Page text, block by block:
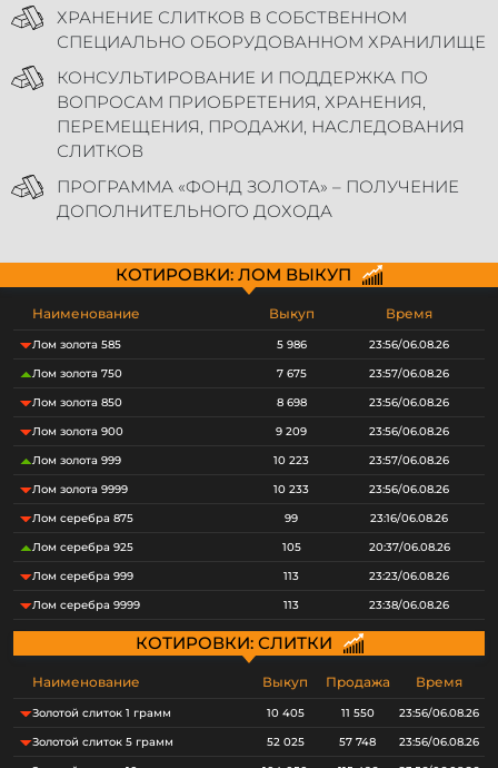
ХРАНЕНИЕ СЛИТКОВ В СОБСТВЕННОМ
СПЕЦИАЛЬНО ОБОРУДОВАННОМ ХРАНИЛИЩЕ
КОНСУЛЬТИРОВАНИЕ И ПОДДЕРЖКА ПО
ВОПРОСАМ ПРИОБРЕТЕНИЯ, ХРАНЕНИЯ,
ПЕРЕМЕЩЕНИЯ, ПРОДАЖИ, НАСЛЕДОВАНИЯ
СЛИТКОВ
ПРОГРАММА «ФОНД ЗОЛОТА» – ПОЛУЧЕНИЕ
ДОПОЛНИТЕЛЬНОГО ДОХОДА
КОТИРОВКИ: ЛОМ ВЫКУП
Наименование Выкуп Время
Лом золота 585 5 986
23:56/06.08.26
Лом золота 750
7 675
23:57/06.08.26
Лом золота 850
8 698
23:56/06.08.26
Лом золота 900
9 209
23:56/06.08.26
Лом золота 999
10 223
23:57/06.08.26
Лом золота 9999
10 233
23:56/06.08.26
Лом серебра 875
99
23:16/06.08.26
Лом серебра 925
105
20:37/06.08.26
Лом серебра 999
113
23:23/06.08.26
Лом серебра 9999
113 23:38/06.08.26
КОТИРОВКИ: СЛИТКИ
Наименование Выкуп Продажа Время
Золотой слиток 1 грамм 10 405 11 550
23:56/06.08.26
Золотой слиток 5 грамм
52 025 57 748
23:56/06.08.26